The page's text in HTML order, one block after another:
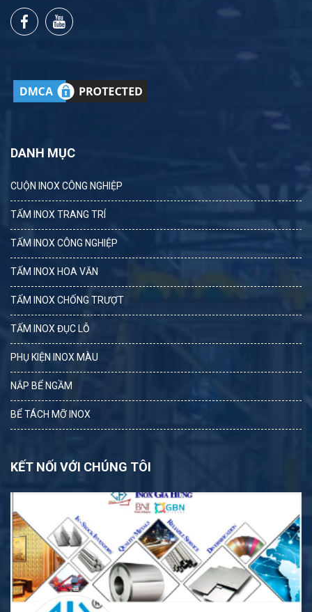
DANH MỤC
CUỘN INOX CÔNG NGHIỆP
TẤM INOX TRANG TRÍ
TẤM INOX CÔNG NGHIỆP
TẤM INOX HOA VĂN
TẤM INOX CHỐNG TRƯỢT
TẤM INOX ĐỤC LỖ
PHỤ KIỆN INOX MÀU
NẮP BỂ NGẦM
BỂ TÁCH MỠ INOX
KẾT NỐI VỚI CHÚNG TÔI